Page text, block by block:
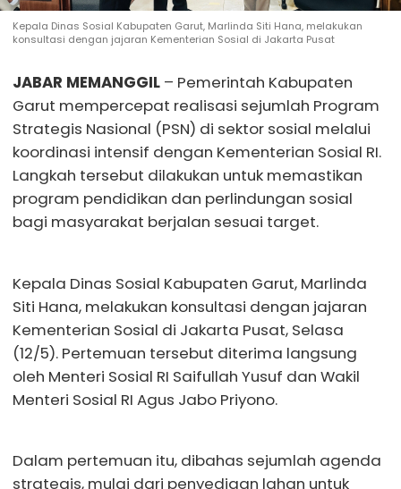
Kepala Dinas Sosial Kabupaten Garut, Marlinda Siti Hana, melakukan
konsultasi dengan jajaran Kementerian Sosial di Jakarta Pusat
JABAR MEMANGGIL – Pemerintah Kabupaten
Garut mempercepat realisasi sejumlah Program
Strategis Nasional (PSN) di sektor sosial melalui
koordinasi intensif dengan Kementerian Sosial RI.
Langkah tersebut dilakukan untuk memastikan
program pendidikan dan perlindungan sosial
bagi masyarakat berjalan sesuai target.
Kepala Dinas Sosial Kabupaten Garut, Marlinda
Siti Hana, melakukan konsultasi dengan jajaran
Kementerian Sosial di Jakarta Pusat, Selasa
(12/5). Pertemuan tersebut diterima langsung
oleh Menteri Sosial RI Saifullah Yusuf dan Wakil
Menteri Sosial RI Agus Jabo Priyono.
Dalam pertemuan itu, dibahas sejumlah agenda
strategis, mulai dari penyediaan lahan untuk